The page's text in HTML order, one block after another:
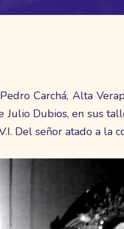
Carchá, Alta
Dubios, en sus
Del señor atado a la